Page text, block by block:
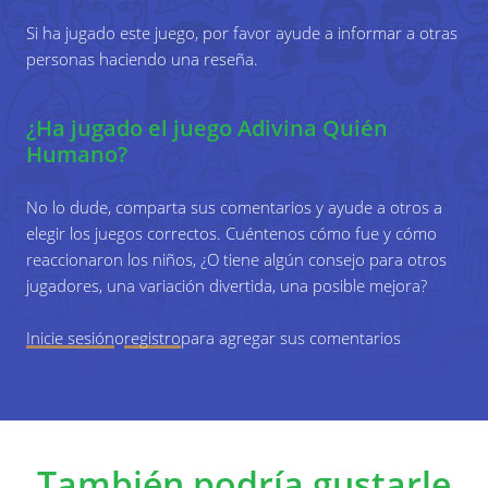
una niña?"
Si la respuesta es "sí", todos los jugadores
quienes son niños se doblan hacia adelante o
pie.
4
Ahora, jugador 2 necesita preguntar otra
pregunta sí/no para tentar averiguar a quién
están de pie, p.ej.: ¿Lleva zapatillas de deporte?
El juego continua hasta que un jugador adivine
Si ha jugado este juego, por favor ayude a informar a otras
personas haciendo una reseña.
¿Ha jugado el juego Adivina Quién
Humano?
No lo dude, comparta sus comentarios y ayude a otros a
elegir los juegos correctos. Cuéntenos cómo fue y cómo
reaccionaron los niños, ¿O tiene algún consejo para otros
jugadores, una variación divertida, una posible mejora?
Inicie sesiónoregistropara agregar sus comentarios